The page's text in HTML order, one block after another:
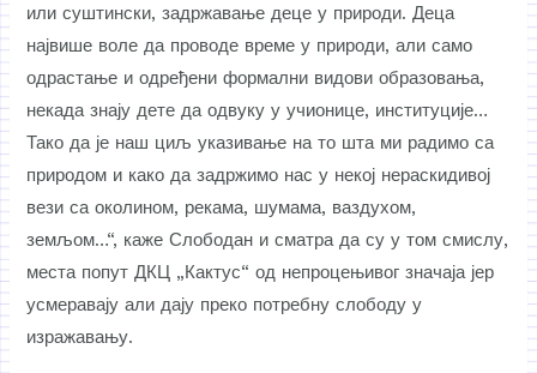
или суштински, задржавање деце у природи. Деца
највише воле да проводе време у природи, али само
одрастање и одређени формални видови образовања,
некада знају дете да одвуку у учионице, институције…
Тако да је наш циљ указивање на то шта ми радимо са
природом и како да задржимо нас у некој нераскидивој
вези са околином, рекама, шумама, ваздухом,
земљом…“, каже Слободан и сматра да су у том смислу,
места попут ДКЦ „Кактус“ од непроцењивог значаја јер
усмеравају али дају преко потребну слободу у
изражавању.